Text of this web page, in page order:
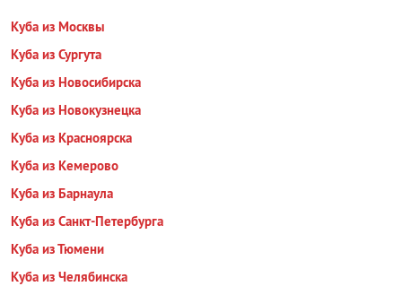
Куба из Москвы
Куба из Сургута
Куба из Новосибирска
Куба из Новокузнецка
Куба из Красноярска
Куба из Кемерово
Куба из Барнаула
Куба из Санкт-Петербурга
Куба из Тюмени
Куба из Челябинска